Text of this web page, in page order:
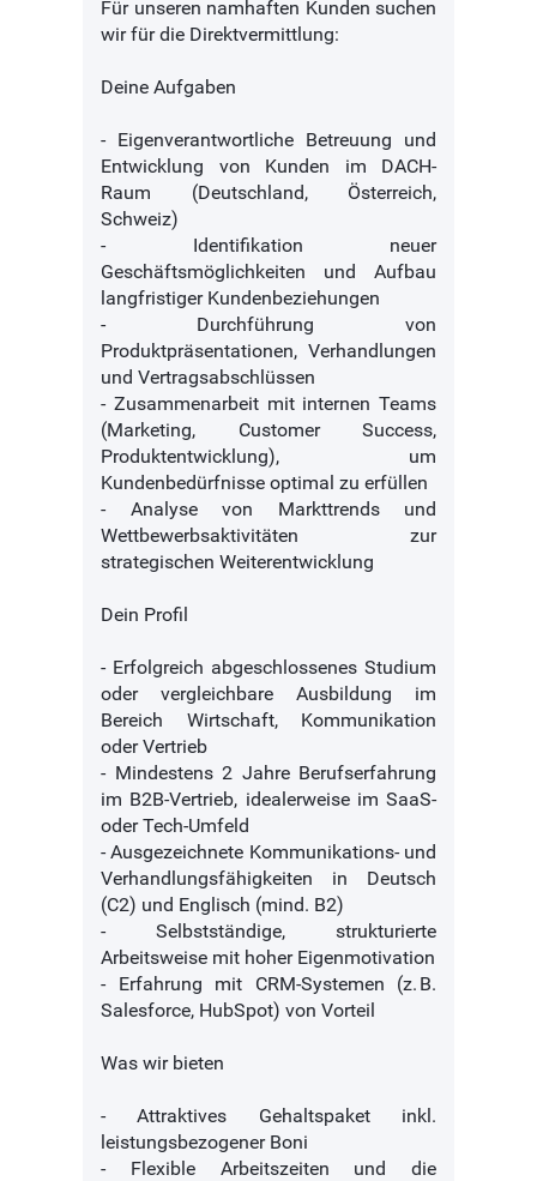
Für unseren namhaften Kunden suchen
wir für die Direktvermittlung:
Deine Aufgaben
- Eigenverantwortliche Betreuung und
Entwicklung von Kunden im DACH-
Raum (Deutschland, Österreich,
Schweiz)
- Identifikation neuer
Geschäftsmöglichkeiten und Aufbau
langfristiger Kundenbeziehungen
- Durchführung von
Produktpräsentationen, Verhandlungen
und Vertragsabschlüssen
- Zusammenarbeit mit internen Teams
(Marketing, Customer Success,
Produktentwicklung), um
Kundenbedürfnisse optimal zu erfüllen
- Analyse von Markttrends und
Wettbewerbsaktivitäten zur
strategischen Weiterentwicklung
Dein Profil
- Erfolgreich abgeschlossenes Studium
oder vergleichbare Ausbildung im
Bereich Wirtschaft, Kommunikation
oder Vertrieb
- Mindestens 2 Jahre Berufserfahrung
im B2B-Vertrieb, idealerweise im SaaS-
oder Tech-Umfeld
- Ausgezeichnete Kommunikations- und
Verhandlungsfähigkeiten in Deutsch
(C2) und Englisch (mind. B2)
- Selbstständige, strukturierte
Arbeitsweise mit hoher Eigenmotivation
- Erfahrung mit CRM-Systemen (z. B.
Salesforce, HubSpot) von Vorteil
Was wir bieten
- Attraktives Gehaltspaket inkl.
leistungsbezogener Boni
- Flexible Arbeitszeiten und die